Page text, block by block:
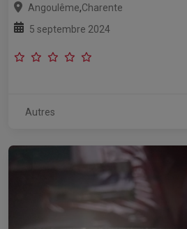
Angoulême,Charente
5 septembre 2024
Autres